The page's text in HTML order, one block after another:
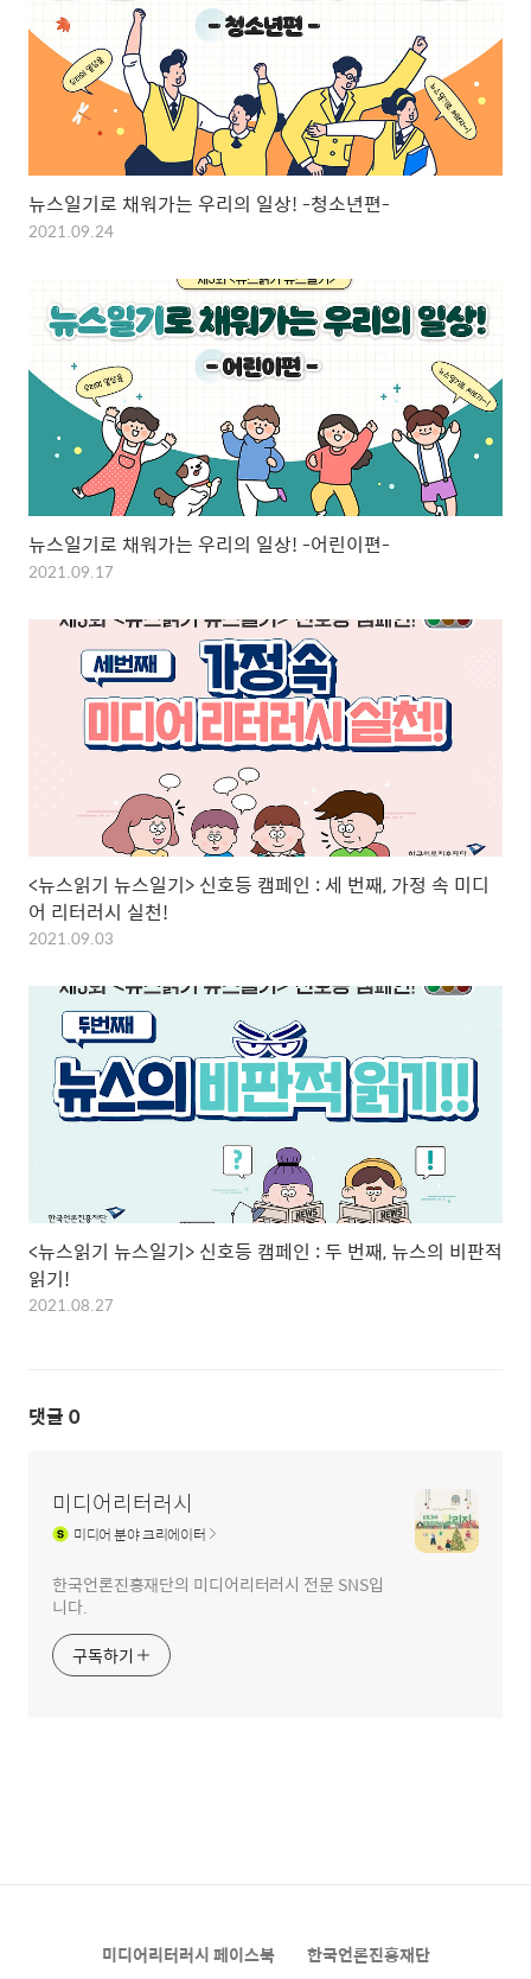
뉴스일기로 채워가는 우리의 일상! -청소년편-
2021.09.24
뉴스일기로 채워가는 우리의 일상! -어린이편-
2021.09.17
<뉴스읽기 뉴스일기> 신호등 캠페인 : 세 번째, 가정 속 미디
어 리터러시 실천!
2021.09.03
<뉴스읽기 뉴스일기> 신호등 캠페인 : 두 번째, 뉴스의 비판적
읽기!
2021.08.27
댓글 0
미디어리터러시
미디어분야 크리에이터
한국언론진흥재단의 미디어리터러시 전문 SNS입
니다.
구독하기
미디어리터러시 페이스북 한국언론진흥재단